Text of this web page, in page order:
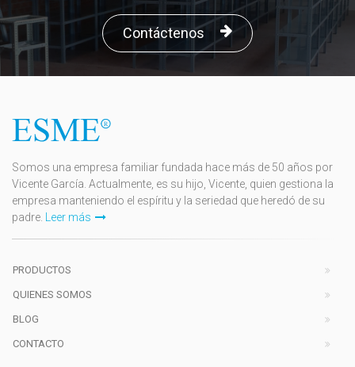
Contáctenos
Somos una empresa familiar fundada hace más de 50 años por
Vicente García. Actualmente, es su hijo, Vicente, quien gestiona la
empresa manteniendo el espíritu y la seriedad que heredó de su
padre.
Leer más
PRODUCTOS
QUIENES SOMOS
BLOG
CONTACTO